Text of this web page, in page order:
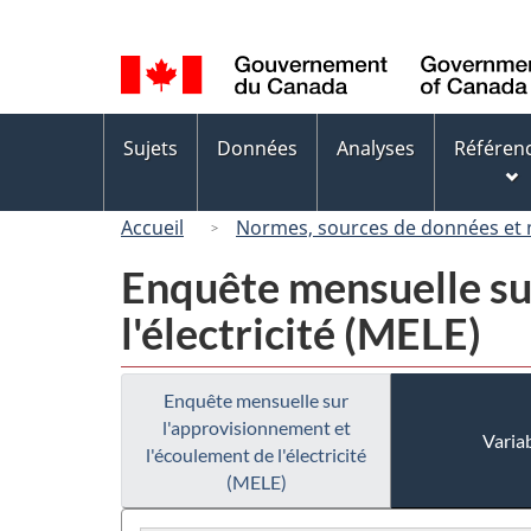
de
la
langue
des
Sujets Données Analyses
Accueil Normes, sources de données et
Enquête mensuelle
l'électricité (MELE)
Enquête mensuelle sur
l'approvisionnement et
l'écoulement de l'électricité
(MELE)